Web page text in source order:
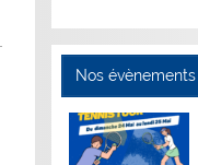
Nos